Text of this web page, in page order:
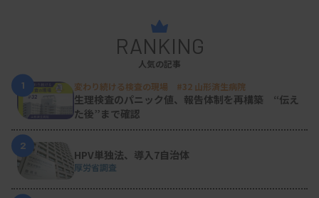
RANKING
人気の記事
1
変わり続ける検査の現場 #32 山形済生病院
生理検査のパニック値、報告体制を再構築 “伝え
た後”まで確認
2
HPV単独法、導入7自治体
厚労省調査